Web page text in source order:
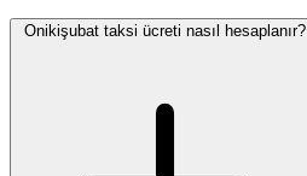
Onikişubat taksi ücreti nasıl hesaplanır?